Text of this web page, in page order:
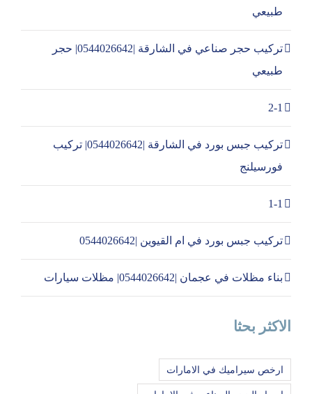
طبيعي
تركيب حجر صناعي في الشارقة |0544026642| حجر
طبيعي
2-1
تركيب جبس بورد في الشارقة |0544026642| تركيب
فورسيلنج
1-1
تركيب جبس بورد في ام القيوين |0544026642
بناء مظلات في عجمان |0544026642| مظلات سيارات
الاكثر بحثا
ارخص سيراميك في الامارات